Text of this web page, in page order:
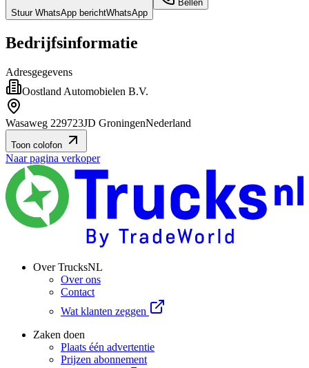
Stuur WhatsApp berichtWhatsApp
Bellen
Bedrijfsinformatie
Adresgegevens
Oostland Automobielen B.V.
Wasaweg 229723JD GroningenNederland
Toon colofon
Naar pagina verkoper
Over TrucksNL
Over ons
Contact
Wat klanten zeggen
Zaken doen
Plaats één advertentie
Prijzen abonnement